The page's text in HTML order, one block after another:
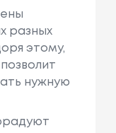
разных
этому,
нужную